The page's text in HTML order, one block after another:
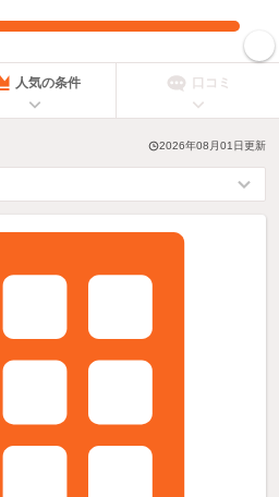
賃料で絞り込む
人気の条件 口コミ
2026年08月01日更新